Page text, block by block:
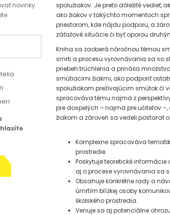
novinky.
spolužiakov. Je preto dôležité vedieť,
ako žiakov v takýchto momentoch
priestorom, kde nájdu podporu, a
záťažové situácie či byť oporou
Kniha sa zaoberá náročnou témou
smrti a procesu vyrovnávania sa so
priebeh trúchlenia a prináša
smútiacimi žiakmi, ako podporiť
spolužiakom prežívajúcim smútok či
spracováva tému najmä z
pre dospelých – najmä pre učiteľov
žiakom a zároveň sa vedeli postarať
Komplexne spracováva
prostredie.
Poskytuje teoretické
aj o procese vyrovnávania sa
Obsahuje konkrétne rady a
úmrtím blízkej osoby
školského prostredia.
Venuje sa aj potenciálne